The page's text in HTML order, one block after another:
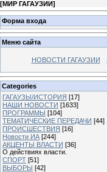
[МИР ГАГАУЗИИ]
Форма входа
Меню сайта
НОВОСТИ ГАГАУЗИИ
Categories
ГАГАУЗЫ/ИСТОРИЯ [17]
НАШИ НОВОСТИ [1633]
ПРОГРАММЫ [104]
ТЕМАТИЧЕСКИЕ ПЕРЕДАЧИ [44]
ПРОИСШЕСТВИЯ [16]
Новости ИА [244]
АКЦЕНТЫ ВЛАСТИ [36]
О действиях власти.
СПОРТ [51]
ВЫБОРЫ [42]